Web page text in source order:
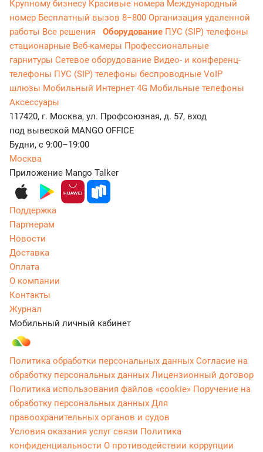
Крупному бизнесу Красивые номера Международный
номер Бесплатный вызов 8−800 Организация удаленной
работы Все решения Оборудование ПУС (SIP) телефоны
стационарные Веб-камеры Профессиональные
гарнитуры Сетевое оборудование Видео- и конференц-
телефоны ПУС (SIP) телефоны беспроводные VoIP
шлюзы Мобильный Интернет 4G Мобильные телефоны
Аксессуары
117420, г. Москва, ул. Профсоюзная, д. 57, вход
под вывеской MANGO OFFICE
Будни, с 9:00–19:00
Москва
Приложение Mango Talker
Поддержка
Партнерам
Новости
Доставка
Оплата
О компании
Контакты
Журнал
Мобильный личный кабинет
Политика обработки персональных данных Согласие на
обработку персональных данных Лицензионный договор
Политика использования файлов «cookie» Поручение на
обработку персональных данных Для
правоохранительных органов и судов
Условия оказания услуг связи Политика
конфиденциальности О противодействии коррупции